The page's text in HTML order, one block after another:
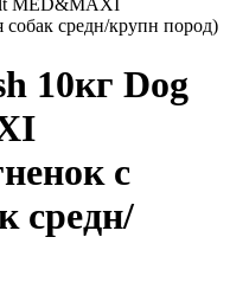
MED&MAXI
собак средн/крупн пород)
10кг Dog
с
средн/